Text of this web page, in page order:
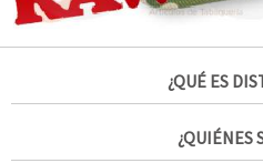
¿QUÉ ES
¿QUIÉNES